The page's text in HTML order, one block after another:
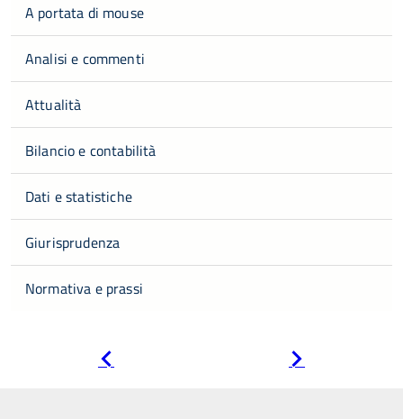
A portata di mouse
Analisi e commenti
Attualità
Bilancio e contabilità
Dati e statistiche
Giurisprudenza
Normativa e prassi